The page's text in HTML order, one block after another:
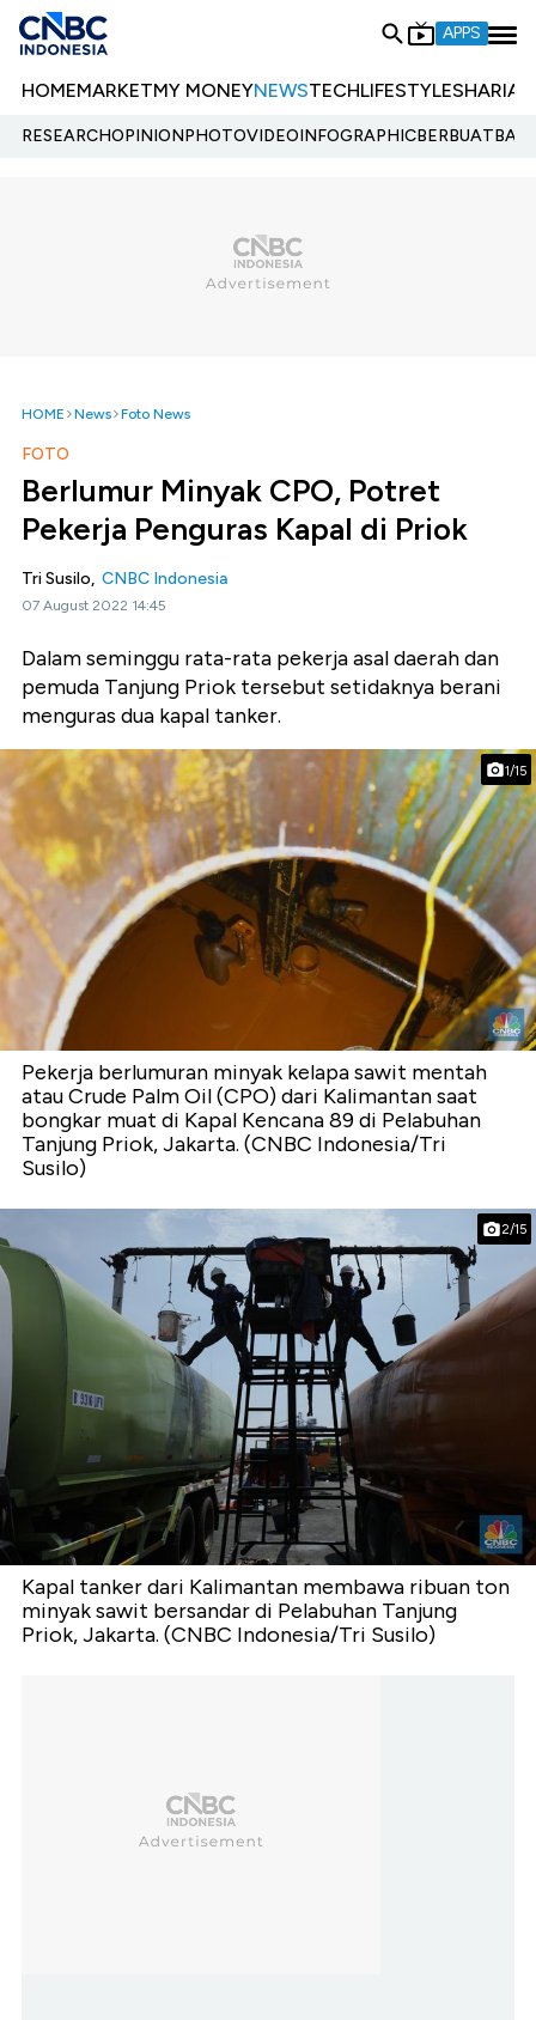
APPS
HOMEMARKETMY MONEYNEWSTECHLIFESTYLESHARIA
RESEARCHOPINIONPHOTOVIDEOINFOGRAPHIC
HOME News Foto News
FOTO
Berlumur Minyak CPO, Potret
Pekerja Penguras Kapal di Priok
Tri Susilo, CNBC Indonesia
07 August 2022 14:45
Dalam seminggu rata-rata pekerja asal daerah dan
pemuda Tanjung Priok tersebut setidaknya berani
menguras dua kapal tanker.
1/15
Pekerja berlumuran minyak kelapa sawit mentah
atau Crude Palm Oil (CPO) dari Kalimantan saat
bongkar muat di Kapal Kencana 89 di Pelabuhan
Tanjung Priok, Jakarta. (CNBC Indonesia/Tri
Susilo)
2/15
Kapal tanker dari Kalimantan membawa ribuan ton
minyak sawit bersandar di Pelabuhan Tanjung
Priok, Jakarta. (CNBC Indonesia/Tri Susilo)